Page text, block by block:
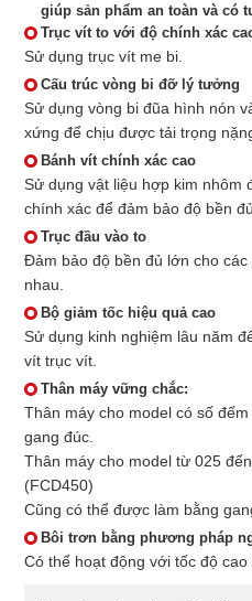
giúp sản phẩm an toàn và có
Trục vít to với độ chính xác
Sử dụng trục vít me bi.
Cấu trúc vòng bi đỡ lý tưởng
Sử dụng vòng bi đũa hình nón
xứng để chịu được tải trọng
Bánh vít chính xác cao
Sử dụng vật liệu hợp kim nhôm
chính xác để đảm bảo độ bền
Trục đầu vào to
Đảm bảo độ bền đủ lớn cho
nhau.
Bộ giảm tốc hiệu quả cao
Sử dụng kinh nghiệm lâu năm
vít trục vít.
Thân máy vững chắc:
Thân máy cho model có số
gang đúc.
Thân máy cho model từ 025
(FCD450)
Cũng có thể được làm bằng
Bôi trơn bằng phương pháp
Có thể hoạt động với tốc độ cao